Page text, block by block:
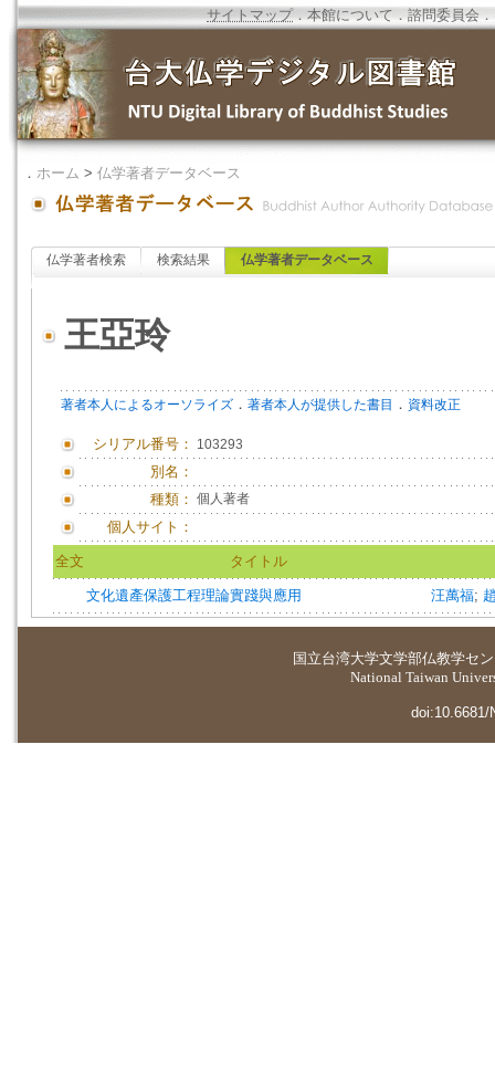
サイトマップ．本館について ．諮問委員会 ．
． ホーム > 仏学著者データベース
仏学著者検索 検索結果 仏学著者データベース
王亞玲
著者本人によるオーソライズ ． 著者本人が提供した書目 ． 資料改正
シリアル番号： 103293
別名：
種類： 個人著者
個人サイト：
全文 タイトル
文化遺產保護工程理論實踐與應用 汪萬福;
国立台湾大学文学部仏教学セ
National Taiwan
doi:10.6681/